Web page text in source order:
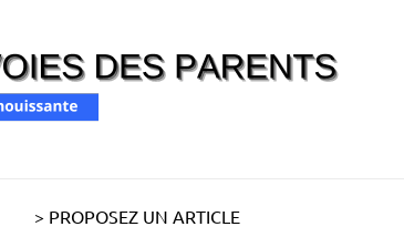
> PROPOSEZ UN ARTICLE